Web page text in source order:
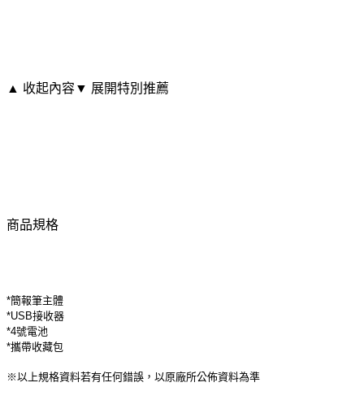
▲ 收起內容▼ 展開特別推薦
商品規格
*簡報筆主體
*USB接收器
*4號電池
*攜帶收藏包
※以上規格資料若有任何錯誤，以原廠所公佈資料為準